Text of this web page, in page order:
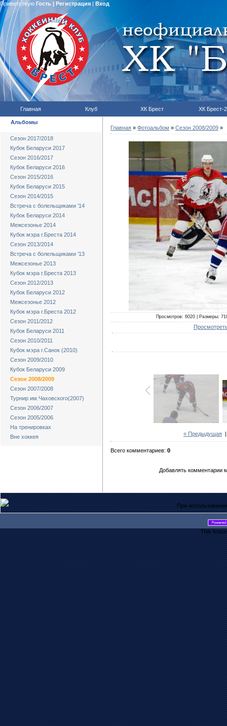
Приветствую Гость | Регистрация| Вход
Главная Клуб ХК Брест ХК Брест-2
Альбомы
Сезон 2017/2018
Кубок Беларуси 2017
Сезон 2016/2017
Кубок Беларуси 2016
Сезон 2015/2016
Кубок Беларуси 2015
Сезон 2014/2015
Встреча с болельщиками '14
Кубок Беларуси 2014
Межсезонье 2014
Кубок мэра г.Бреста 2014
Сезон 2013/2014
Встреча с болельщиками '13
Межсезонье 2013
Кубок мэра г.Бреста 2013
Сезон 2012/2013
Кубок Беларуси 2012
Межсезонье 2012
Кубок мэра г.Бреста 2012
Сезон 2011/2012
Кубок Беларуси 2011
Сезон 2010/2011
Кубок мэра г.Санок (2010)
Сезон 2009/2010
Кубок Беларуси 2009
Сезон 2008/2009
Сезон 2007/2008
Турнир им.Чаховского(2007)
Сезон 2006/2007
Сезон 2005/2006
На тренировках
Вне хоккея
Главная » Фотоальбом » Сезон 2008/2009 »
Просмотров: 6020 | Размеры:
« Предыдущая
Всего комментариев: 0
Добавлять комментарии
При
This